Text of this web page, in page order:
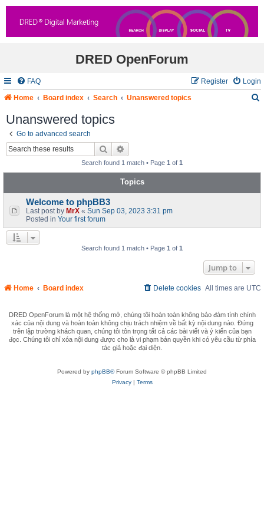
DRED OpenForum
FAQ Login
Register
Home
Board index Search Unanswered topics
h
Unanswered topics
Go to advanced search
Search
Search found 1 match • Page 1 of 1
Topics
Welcome to phpBB3
Last post by MrX « Sun Sep 03, 2023 3:31 pm
Posted in Your first forum
Search found 1 match • Page 1 of 1
Jump to
Home Board index All times are UTC
Delete cookies
DRED OpenForum là một hệ thống mở, chúng tôi hoàn toàn không bảo đảm tính chính
xác của nội dung và hoàn toàn không chịu trách nhiệm về bất kỳ nội dung nào. Đứng
trên lập trường khách quan, chúng tôi tôn trọng tất cả các bài viết và ý kiến của bạn
đọc. Chúng tôi chỉ xóa nội dung được cho là vi phạm bản quyền khi có yêu cầu từ phía
tác giả hoặc đại diện.
Powered by phpBB®Forum Software © phpBB Limited
Privacy| Terms